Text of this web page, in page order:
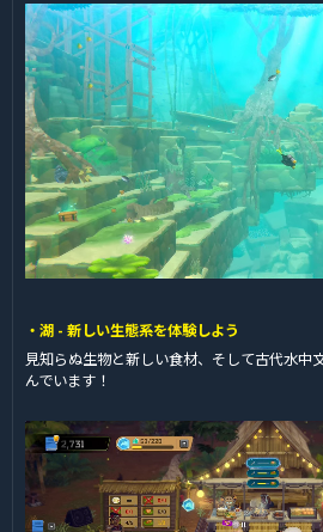
・湖 - 新しい生態系を体験しよう
見知らぬ生物と新しい食材、そして古代水中
んでいます！